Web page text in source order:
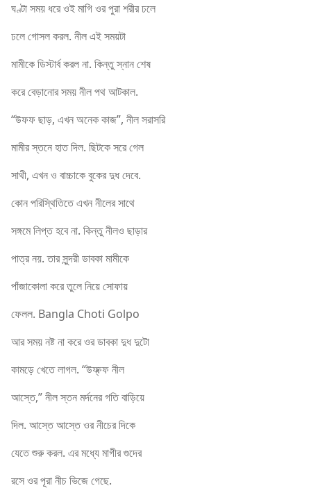
ঘণ্টা সময় ধরে ওই মাগি ওর পুরা শরীর ঢলে
ঢলে গোসল করল. নীল এই সময়টা
মামীকে ডিস্টার্ব করল না. কিন্তু স্নান শেষ
করে বেড়ানোর সময় নীল পথ আটকাল.
“উফফ ছাড়, এখন অনেক কাজ”, নীল সরাসরি
মামীর স্তনে হাত দিল. ছিটকে সরে গেল
সাথী, এখন ও বাচ্চাকে বুকের দুধ দেবে.
কোন পরিস্থিতিতে এখন নীলের সাথে
সঙ্গমে লিপ্ত হবে না. কিন্তু নীলও ছাড়ার
পাত্র নয়. তার সুন্দরী ডাবকা মামীকে
পাঁজাকোলা করে তুলে নিয়ে সোফায়
ফেলল. Bangla Choti Golpo
আর সময় নষ্ট না করে ওর ডাবকা দুধ দুটো
কামড়ে খেতে লাগল. “উফ্ফ্ফ নীল
আস্তে,” নীল স্তন মর্দনের গতি বাড়িয়ে
দিল. আস্তে আস্তে ওর নীচের দিকে
যেতে শুরু করল. এর মধ্যে মাগীর গুদের
রসে ওর পূরা নীচ ভিজে গেছে.